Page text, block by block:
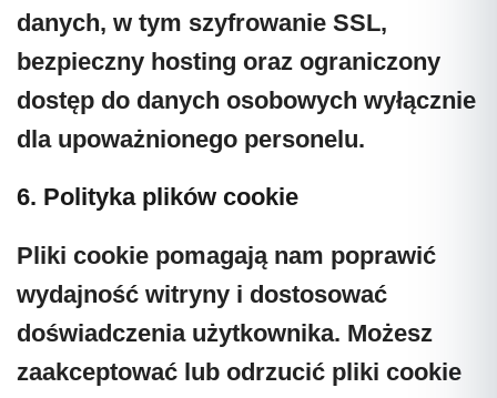
danych, w tym szyfrowanie SSL,
bezpieczny hosting oraz ograniczony
dostęp do danych osobowych wyłącznie
dla upoważnionego personelu.
6. Polityka plików cookie
Pliki cookie pomagają nam poprawić
wydajność witryny i dostosować
doświadczenia użytkownika. Możesz
zaakceptować lub odrzucić pliki cookie